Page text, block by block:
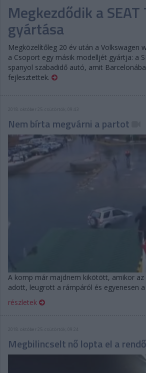
Megkezdődik a SEAT
gyártása
Megközelítőleg 20 év után a Volkswagen
a Csoport egy másik modelljét gyártja: a
spanyol szabadidő autó, amit
fejlesztettek.
2018. október 25. csütörtök, 09:43
Nem bírta megvárni a partot
A komp már majdnem kikötött, amikor az
adott, leugrott a rámpáról és egyenesen
részletek
2018. október 25. csütörtök, 09:24
Megbilincselt nő lopta el a